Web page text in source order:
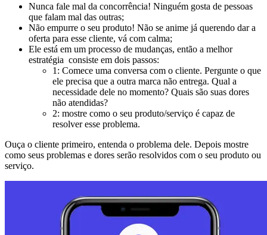
Nunca fale mal da concorrência! Ninguém gosta de pessoas
que falam mal das outras;
Não empurre o seu produto! Não se anime já querendo dar a
oferta para esse cliente, vá com calma;
Ele está em um processo de mudanças, então a melhor
estratégia consiste em dois passos:
1: Comece uma conversa com o cliente. Pergunte o que
ele precisa que a outra marca não entrega. Qual a
necessidade dele no momento? Quais são suas dores
não atendidas?
2: mostre como o seu produto/serviço é capaz de
resolver esse problema.
Ouça o cliente primeiro, entenda o problema dele. Depois mostre
como seus problemas e dores serão resolvidos com o seu produto ou
serviço.